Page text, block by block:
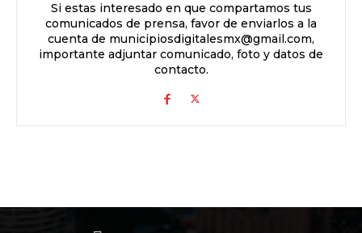
Si estas interesado en que compartamos tus
comunicados de prensa, favor de enviarlos a la
cuenta de municipiosdigitalesmx@gmail.com,
importante adjuntar comunicado, foto y datos de
contacto.